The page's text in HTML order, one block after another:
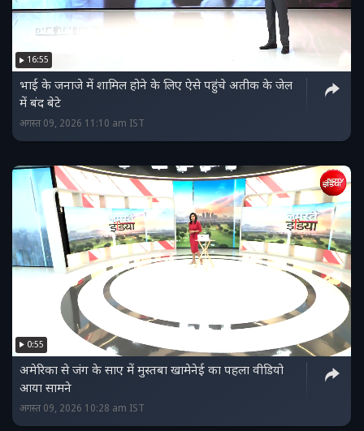
16:55
भाई के जनाजे में शामिल होने के लिए ऐसे पहुंचे अतीक के जेल
में बंद बेटे
अगस्त 09, 2026 11:10 am IST
0:55
अमेरिका से जंग के साए में मुस्तबा खामेनेई का पहला वीडियो
आया सामने
अगस्त 09, 2026 10:28 am IST